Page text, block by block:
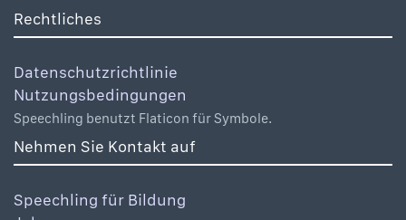
Rechtliches
Datenschutzrichtlinie
Nutzungsbedingungen
Speechling benutzt Flaticon für Symbole.
Nehmen Sie Kontakt auf
Speechling für Bildung